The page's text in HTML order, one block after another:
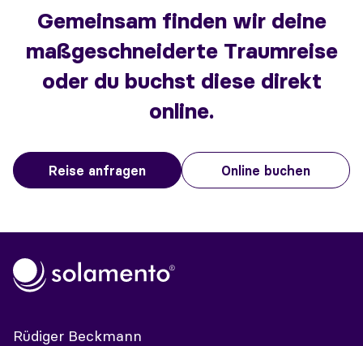
Gemeinsam finden wir deine
maßgeschneiderte Traumreise
oder du buchst diese direkt
online.
Reise anfragen Online buchen
Rüdiger Beckmann